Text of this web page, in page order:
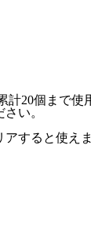
20個まで
い。
すると使えま